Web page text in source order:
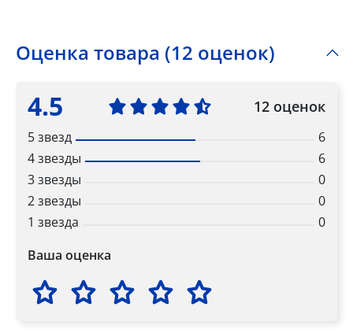
Оценка товара (12 оценок)
4.5 12 оценок
5 звезд
6
4 звезды
6
3 звезды
0
2 звезды
0
1 звезда
0
Ваша оценка